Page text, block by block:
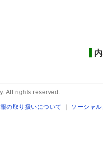
All rights reserved.
の取り扱いについて ｜ ソーシャ